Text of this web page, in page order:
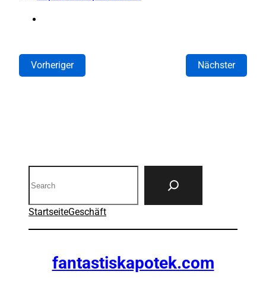
Vorheriger Nächster
StartseiteGeschäft
fantastiskapotek.com